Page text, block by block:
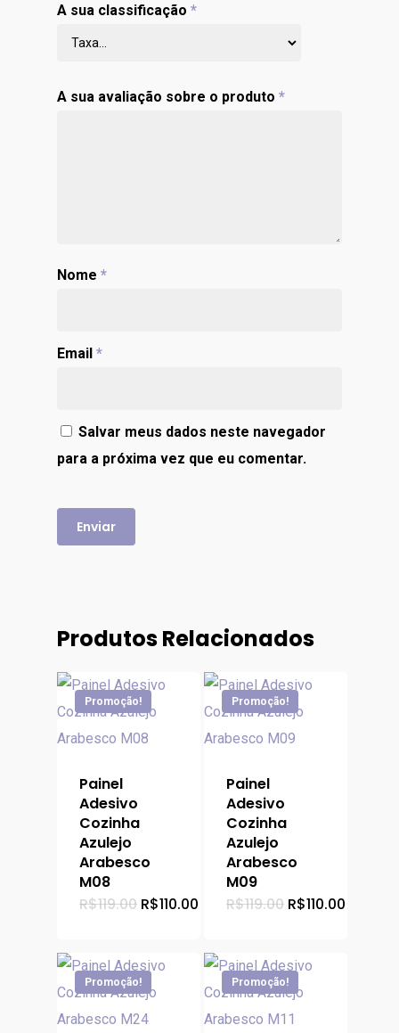
A sua classificação *
A sua avaliação sobre o produto *
Nome *
Email *
Salvar meus dados neste navegador
para a próxima vez que eu comentar.
Produtos Relacionados
Promoção!
Painel
Adesivo
Cozinha
Azulejo
Arabesco
M08
R$119.00 O
R$119.00.
R$110.00
R$110.00.
Promoção!
Painel
Adesivo
Cozinha
Azulejo
Arabesco
M09
R$119.00 O
R$119.00.
R$110.00
Promoção! Promoção!